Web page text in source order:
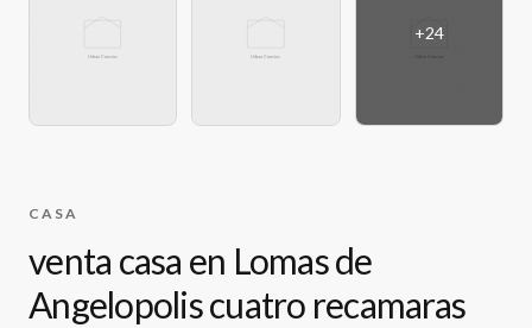
+24
CASA
venta casa en Lomas de
Angelopolis cuatro recamaras